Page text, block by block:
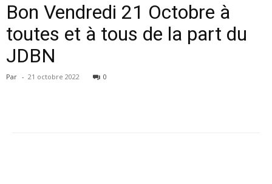
Bon Vendredi 21 Octobre à
toutes et à tous de la part du
JDBN
Par - 21 octobre 2022 0